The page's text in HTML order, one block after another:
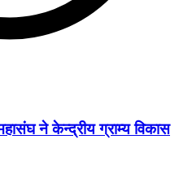
ने केन्द्रीय ग्राम्य विकास